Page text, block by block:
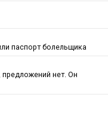
паспорт болельщика
нет. Он